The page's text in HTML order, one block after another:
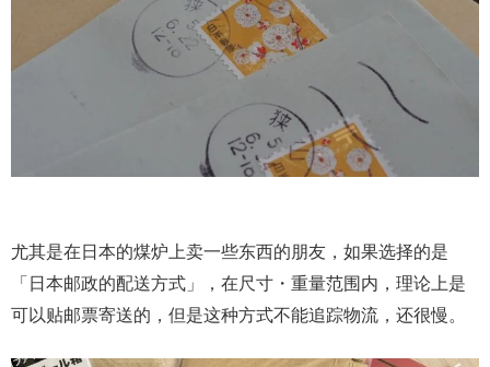
尤其是在日本的煤炉上卖一些东西的朋友，如果选择的是
「日本邮政的配送方式」，在尺寸・重量范围内，理论上是
可以贴邮票寄送的，但是这种方式不能追踪物流，还很慢。